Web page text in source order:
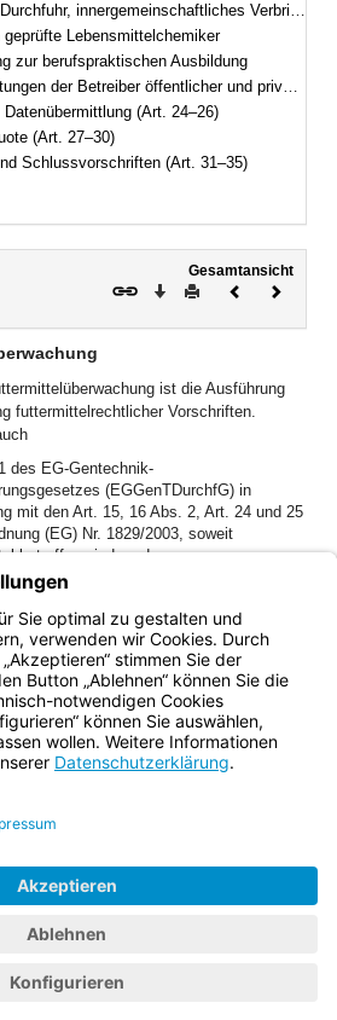
innergemeinschaftliches Verbringen
Lebensmittelchemiker
zur berufspraktischen Ausbildung
der Betreiber öffentlicher und privater Schlachthöfe
(Art. 24–26)
(Art. 27–30)
Schlussvorschriften (Art. 31–35)
Gesamtansicht
Download
DruckenVorheriges
ist die Ausführung
futtermittelrechtlicher Vorschriften.
des EG-Gentechnik-
(EGGenTDurchfG) in
mit den Art. 15, 16 Abs. 2, Art. 24 und 25
(EG) Nr. 1829/2003, soweit
betroffen sind, und
nach Art. 7 der Verordnung
2001 und nach Art. 11 Abs. 1 der
(EG) Nr. 1069/2009.